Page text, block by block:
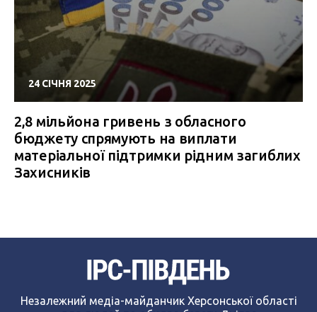
24 СІЧНЯ 2025
2,8 мільйона гривень з обласного
бюджету спрямують на виплати
матеріальної підтримки рідним загиблих
Захисників
Незалежний медіа-майданчик Херсонської області